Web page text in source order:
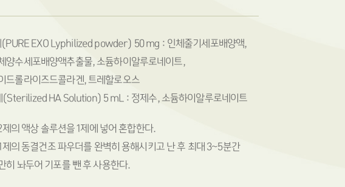
(PURE EXO Lyphilized powder) 50 mg : 인체줄기세포배양액,
양수세포배양액추출물, 소듐하이알루로네이트,
드롤라이즈드콜라겐, 트레할로오스
(Sterilized HA Solution) 5 mL : 정제수, 소듐하이알루로네이트
제의 액상 솔루션을 1제에 넣어 혼합한다.
제의 동결건조 파우더를 완벽히 용해시키고 난 후 최대 3~5분간
히 놔두어 기포를 뺀 후 사용한다.